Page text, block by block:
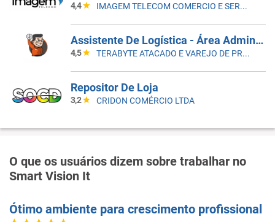
4,4 IMAGEM TELECOM COMERCIO E SERVICOS DE TELEFONIA LTDA
Assistente De Logística - Área Administrativa
4,5 TERABYTE ATACADO E VAREJO DE PRODUTOS DE INFORMATICA LTDA
Repositor De Loja
3,2 CRIDON COMÉRCIO LTDA
O que os usuários dizem sobre trabalhar no
Smart Vision It
Ótimo ambiente para crescimento profissional